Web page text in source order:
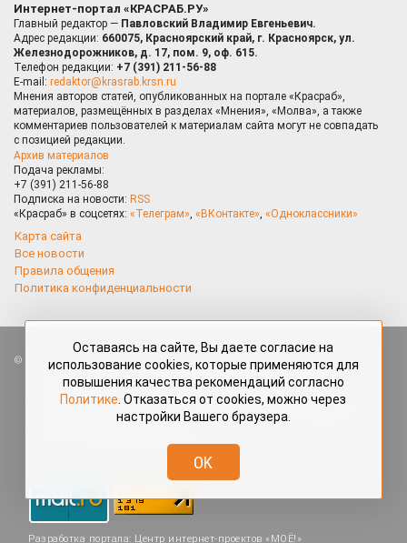
Интернет-портал «КРАСРАБ.РУ»
Главный редактор — Павловский Владимир Евгеньевич.
Адрес редакции: 660075, Красноярский край, г. Красноярск, ул.
Железнодорожников, д. 17, пом. 9, оф. 615.
Телефон редакции: +7 (391) 211-56-88
E-mail: redaktor@krasrab.krsn.ru
Мнения авторов статей, опубликованных на портале «Красраб»,
материалов, размещённых в разделах «Мнения», «Молва», а также
комментариев пользователей к материалам сайта могут не совпадать
с позицией редакции.
Архив материалов
Подача рекламы:
+7 (391) 211-56-88
Подписка на новости: RSS
«Красраб» в соцсетях: «Телеграм», «ВКонтакте», «Одноклассники»
Карта сайта
Все новости
Правила общения
Политика конфиденциальности
Все права защищены. Любые материалы, размещённые на портале
«Красраб.ру» сотрудниками редакции, нештатными авторами
и читателями, являются объектами авторского права. Полное или
частичное использование материалов, размещённых на портале
«Красраб.ру», допускается только с письменного согласия редакции
redaktor@krasrab.krsn.ru.
Разработка портала: Центр интернет-проектов «МОЁ!»
Оставаясь на сайте, Вы даете согласие на
использование cookies, которые применяются для
повышения качества рекомендаций согласно
Политике . Отказаться от cookies, можно через
настройки Вашего браузера.
OK